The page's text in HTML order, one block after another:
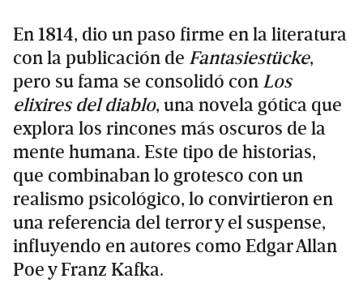
En 1814, dio un paso firme en la literatura
con la publicación de Fantasiestücke,
pero su fama se consolidó con Los
elixires del diablo, una novela gótica que
explora los rincones más oscuros de la
mente humana. Este tipo de historias,
que combinaban lo grotesco con un
realismo psicológico, lo convirtieron en
una referencia del terror y el suspense,
influyendo en autores como Edgar Allan
Poe y Franz Kafka.